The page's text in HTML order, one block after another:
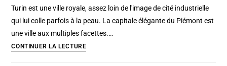
en
Tourisme
Turin est une ville royale, assez loin de l'image de cité industrielle
qui lui colle parfois à la peau. La capitale élégante du Piémont est
une ville aux multiples facettes.…
CONTINUER LA LECTURETurin